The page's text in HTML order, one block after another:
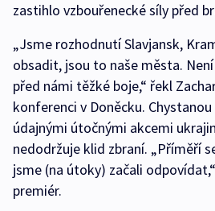
zastihlo vzbouřenecké síly před
„Jsme rozhodnutí Slavjansk,
obsadit, jsou to naše města.
před námi těžké boje,“ řekl
konferenci v Doněcku.
údajnými útočnými akcemi
nedodržuje klid zbraní. „Příměří
jsme (na útoky) začali
premiér.